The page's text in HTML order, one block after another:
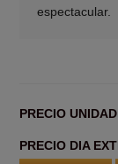
espectacular.
PRECIO
PRECIO DIA